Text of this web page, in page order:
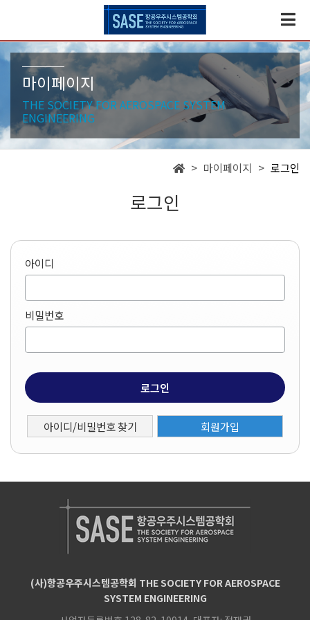
마이페이지
THE SOCIETY FOR AEROSPACE SYSTEM
ENGINEERING
> 마이페이지 > 로그인
로그인
아이디
비밀번호
로그인
아이디/비밀번호 찾기 회원가입
(사)항공우주시스템공학회 THE SOCIETY FOR AEROSPACE
SYSTEM ENGINEERING